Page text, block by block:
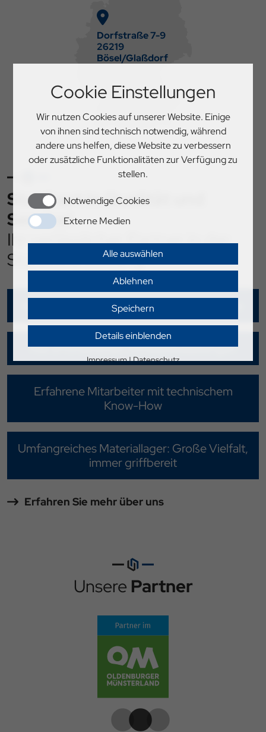
Cookie Einstellungen
Wir nutzen Cookies auf unserer Website. Einige
von ihnen sind technisch notwendig, während
andere uns helfen, diese Website zu verbessern
oder zusätzliche Funktionalitäten zur Verfügung zu
stellen.
Notwendige Cookies
Externe Medien
Alle auswählen
Ablehnen
Speichern
Details einblenden
Impressum|Datenschutz
Dorfstraße 7-9
26219
Bösel/Glaßdorf
Stahlhart in Qualität und
Service!
Ihr verlässlicher Partner in der
Stahlverarbeitung
Kurzfristige und zuverlässige Liefertermine
Alle erforderlichen Schweißzulassungen
Erfahrene Mitarbeiter mit technischem
Know-How
Umfangreiches Materiallager: Große Vielfalt,
immer griffbereit
Erfahren Sie mehr über uns
Unsere Partner